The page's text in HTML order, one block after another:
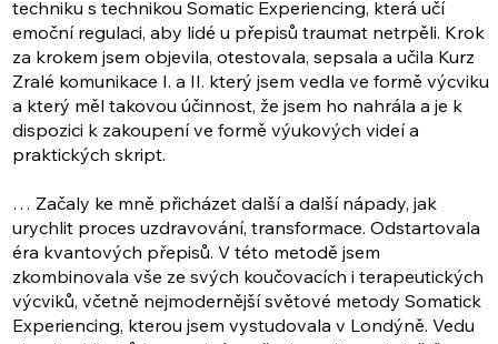
techniku s technikou Somatic Experiencing, která učí
emoční regulaci, aby lidé u přepisů traumat netrpěli. Krok
za krokem jsem objevila, otestovala, sepsala a učila Kurz
Zralé komunikace I. a II. který jsem vedla ve formě výcviku
a který měl takovou účinnost, že jsem ho nahrála a je k
dispozici k zakoupení ve formě výukových videí a
praktických skript.
… Začaly ke mně přicházet další a další nápady, jak
urychlit proces uzdravování, transformace. Odstartovala
éra kvantových přepisů. V této metodě jsem
zkombinovala vše ze svých koučovacích i terapeutických
výcviků, včetně nejmodernější světové metody Somatick
Experiencing, kterou jsem vystudovala v Londýně. Vedu